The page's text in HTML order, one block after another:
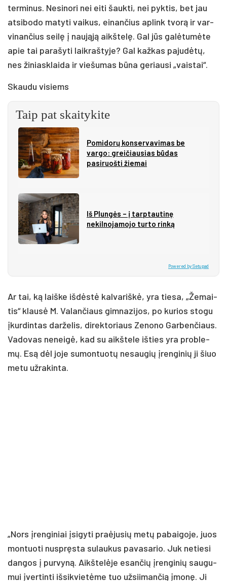
ter­mi­nus. Ne­si­no­ri nei ei­ti šauk­ti, nei pyk­tis, bet jau
at­si­bo­do ma­ty­ti vai­kus, ei­nan­čius ap­link tvo­rą ir var­
vi­nan­čius sei­lę į nau­ją­ją aikš­te­lę. Gal jūs ga­lė­tu­mė­te
apie tai pa­ra­šy­ti laik­raš­ty­je? Gal kaž­kas pa­ju­dė­tų,
nes ži­niask­lai­da ir vie­šu­mas bū­na ge­riau­si „vais­tai“.
Skau­du vi­siems
Taip pat skaitykite
Pomidorų konservavimas be
vargo: greičiausias būdas
pasiruošti žiemai
Iš Plungės – į tarptautinę
nekilnojamojo turto rinką
Powered by Setupad
Ar tai, ką laiš­ke iš­dės­tė kal­va­riš­kė, yra tie­sa, „Že­mai­
tis“ klau­sė M. Va­lan­čiaus gim­na­zi­jos, po ku­rios sto­gu
įkur­din­tas dar­že­lis, di­rek­to­riaus Ze­no­no Gar­ben­čiaus.
Va­do­vas ne­nei­gė, kad su aikš­te­le iš­ties yra pro­ble­
mų. Esą dėl jo­je su­mon­tuo­tų ne­sau­gių įren­gi­nių ji šiuo
me­tu už­ra­kin­ta.
„Nors įren­gi­niai įsi­gy­ti praė­ju­sių me­tų pa­bai­go­je, juos
mon­tuo­ti nu­spręs­ta su­lau­kus pa­va­sa­rio. Juk ne­tie­si
dan­gos į pur­vy­ną. Aikš­te­lė­je esan­čių įren­gi­nių sau­gu­
mui įver­tin­ti iš­si­kvie­tė­me tuo už­sii­man­čią įmo­nę. Ji